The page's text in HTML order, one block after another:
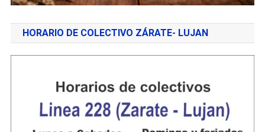
HORARIO DE COLECTIVO ZÁRATE- LUJAN